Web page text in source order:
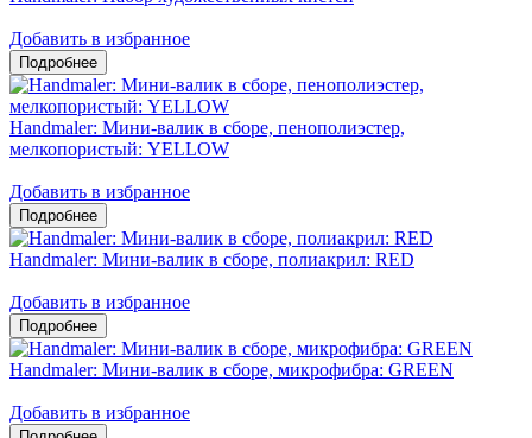
Добавить в избранное
Handmaler: Мини-валик в сборе, пенополиэстер,
мелкопористый: YELLOW
Добавить в избранное
Handmaler: Мини-валик в сборе, полиакрил: RED
Добавить в избранное
Handmaler: Мини-валик в сборе, микрофибра: GREEN
Добавить в избранное